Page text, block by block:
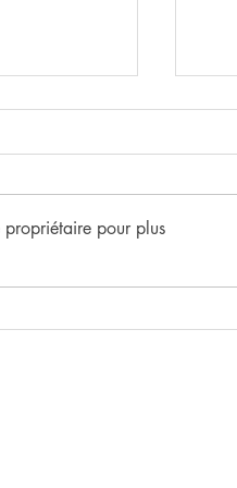
propriétaire pour plus